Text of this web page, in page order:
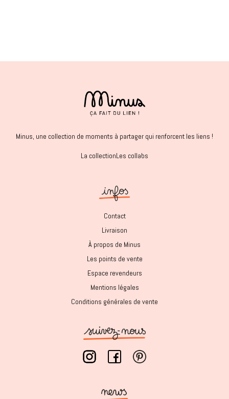
Minus, une collection de moments à partager qui renforcent les liens !
La collectionLes collabs
Contact
Livraison
À propos de Minus
Les points de vente
Espace revendeurs
Mentions légales
Conditions générales de vente